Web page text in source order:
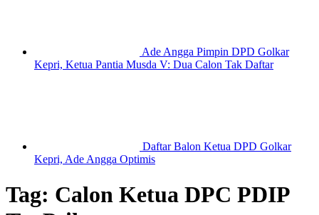
Ade Angga Pimpin DPD Golkar
Kepri, Ketua Pantia Musda V: Dua Calon Tak Daftar
Daftar Balon Ketua DPD Golkar
Kepri, Ade Angga Optimis
Tag: Calon Ketua DPC PDIP